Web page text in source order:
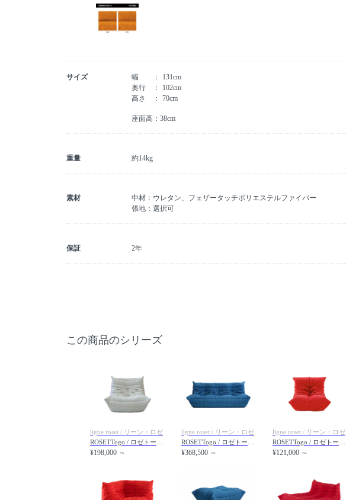
サイズ 幅
131cm
奥行
102cm
高さ
70cm
座面高：38cm
重量 約14kg
素材
中材：ウレタン、フェザータッチポリエステルファイバー
張地：選択可
保証 2年
この商品のシリーズ
ligne roset / リーン・ロゼ
¥198,000 ～
ligne roset / リーン・ロゼ
¥368,500 ～
ligne roset / リーン・ロゼ
¥121,000 ～